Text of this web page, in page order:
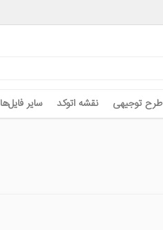
طرح توجیهی نقشه اتوکد سایر فایل‌ها